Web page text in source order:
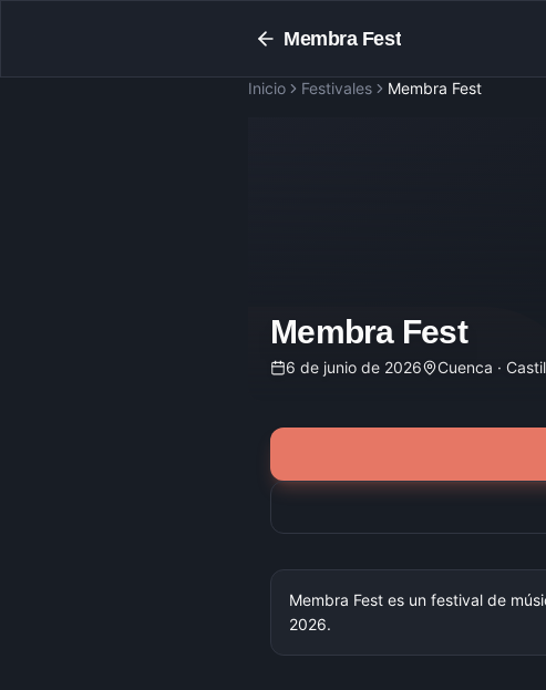
Membra Fest
Inicio Festivales Membra Fest
Membra Fest
6 de junio de 2026 Cuenca ·
Membra Fest es un festival de
2026.